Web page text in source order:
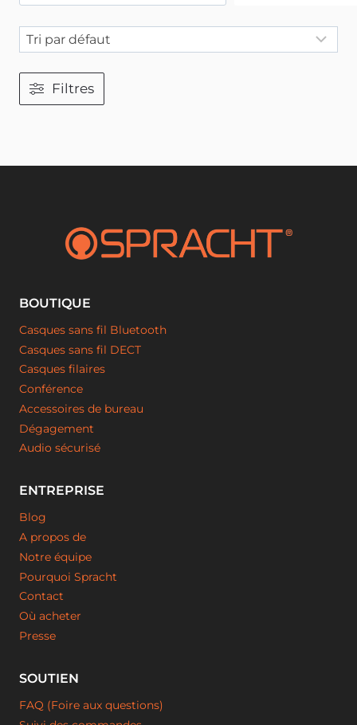
Filtres
BOUTIQUE
Casques sans fil Bluetooth
Casques sans fil DECT
Casques filaires
Conférence
Accessoires de bureau
Dégagement
Audio sécurisé
ENTREPRISE
Blog
A propos de
Notre équipe
Pourquoi Spracht
Contact
Où acheter
Presse
SOUTIEN
FAQ (Foire aux questions)